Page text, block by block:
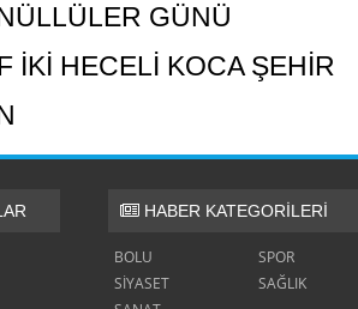
GÜNÜ
İKİ HECELİ KOCA ŞEHİR
HABER KATEGORİLERİ
BOLU
SPOR
SİYASET
SAĞLIK